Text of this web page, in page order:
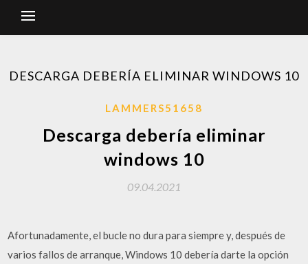
DESCARGA DEBERÍA ELIMINAR WINDOWS 10
LAMMERS51658
Descarga debería eliminar
windows 10
09.04.2021
Afortunadamente, el bucle no dura para siempre y, después de
varios fallos de arranque, Windows 10 debería darte la opción